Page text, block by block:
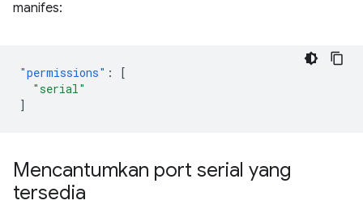
manifes:
"permissions" :
[
"serial"
]
Mencantumkan port serial yang
tersedia